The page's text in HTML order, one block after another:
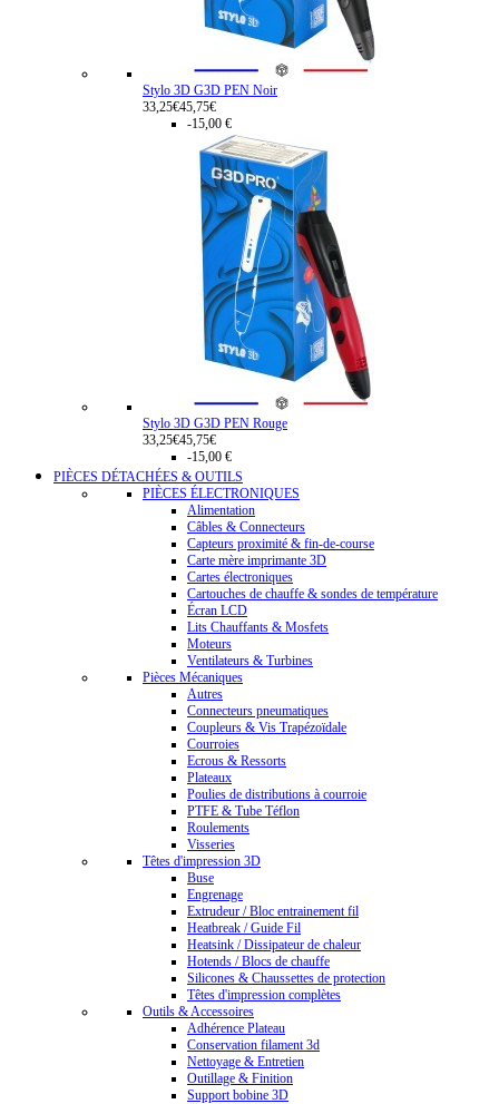
Stylo 3D G3D PEN Noir
33,25€45,75€
-15,00 €
Stylo 3D G3D PEN Rouge
33,25€45,75€
-15,00 €
PIÈCES DÉTACHÉES & OUTILS
PIÈCES ÉLECTRONIQUES
Alimentation
Câbles & Connecteurs
Capteurs proximité & fin-de-course
Carte mère imprimante 3D
Cartes électroniques
Cartouches de chauffe & sondes de température
Écran LCD
Lits Chauffants & Mosfets
Moteurs
Ventilateurs & Turbines
Pièces Mécaniques
Autres
Connecteurs pneumatiques
Coupleurs & Vis Trapézoïdale
Courroies
Ecrous & Ressorts
Plateaux
Poulies de distributions à courroie
PTFE & Tube Téflon
Roulements
Visseries
Têtes d'impression 3D
Buse
Engrenage
Extrudeur / Bloc entrainement fil
Heatbreak / Guide Fil
Heatsink / Dissipateur de chaleur
Hotends / Blocs de chauffe
Silicones & Chaussettes de protection
Têtes d'impression complètes
Outils & Accessoires
Adhérence Plateau
Conservation filament 3d
Nettoyage & Entretien
Outillage & Finition
Support bobine 3D